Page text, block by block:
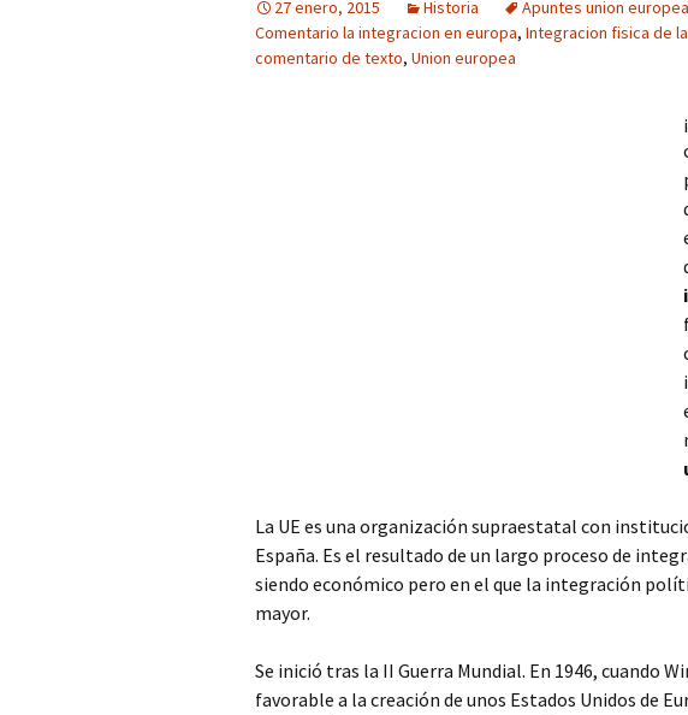
27 enero, 2015 Historia Apuntes union europea
Comentario la integracion en europa, Integracion fisica de
comentario de texto, Union europea
La UE es una organización supraestatal con
España. Es el resultado de un largo proceso de
siendo económico pero en el que la integración
mayor.
Se inició tras la II Guerra Mundial. En 1946, cuando
favorable a la creación de unos Estados Unidos de